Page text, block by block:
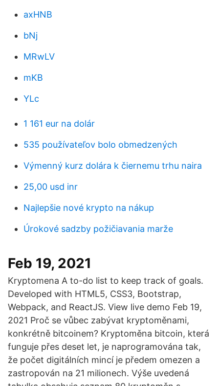
axHNB
bNj
MRwLV
mKB
YLc
1 161 eur na dolár
535 používateľov bolo obmedzených
Výmenný kurz dolára k čiernemu trhu naira
25,00 usd inr
Najlepšie nové krypto na nákup
Úrokové sadzby požičiavania marže
Feb 19, 2021
Kryptomena A to-do list to keep track of goals.
Developed with HTML5, CSS3, Bootstrap,
Webpack, and ReactJS. View live demo Feb 19,
2021 Proč se vůbec zabývat kryptoměnami,
konkrétně bitcoinem? Kryptoměna bitcoin, která
funguje přes deset let, je naprogramována tak,
že počet digitálních mincí je předem omezen a
zastropován na 21 milionech. Výše uvedená